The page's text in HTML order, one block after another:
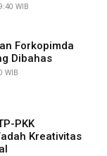
WIB
Forkopimda
Dibahas
WIB
PKK
Kreativitas